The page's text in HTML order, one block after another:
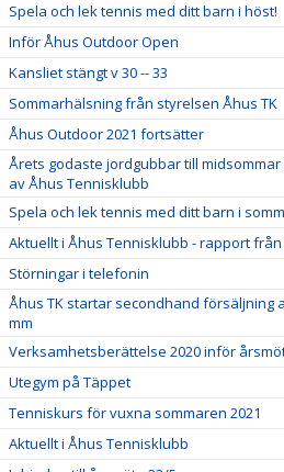
Spela och lek tennis med ditt barn i höst!
Inför Åhus Outdoor Open
Kansliet stängt v 30 -- 33
Sommarhälsning från styrelsen Åhus TK
Åhus Outdoor 2021 fortsätter
Årets godaste jordgubbar till
av Åhus Tennisklubb
Spela och lek tennis med ditt barn i
Aktuellt i Åhus Tennisklubb - rapport
Störningar i telefonin
Åhus TK startar secondhand försäljning
mm
Verksamhetsberättelse 2020 inför
Utegym på Täppet
Tenniskurs för vuxna sommaren 2021
Aktuellt i Åhus Tennisklubb